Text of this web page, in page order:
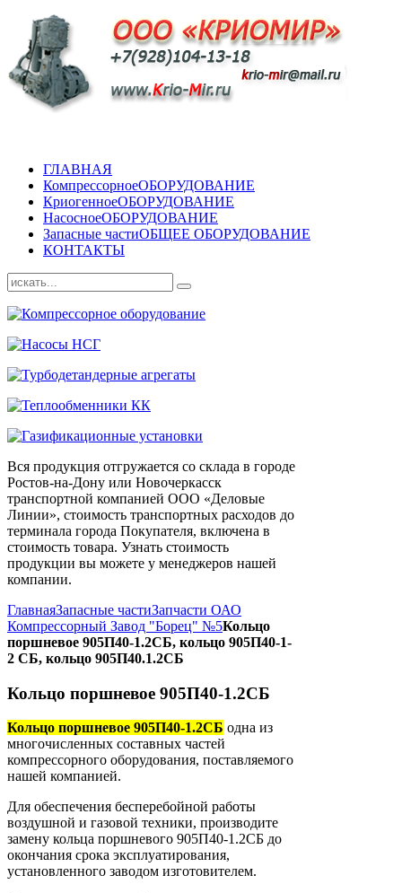
ГЛАВНАЯ
КомпрессорноеОБОРУДОВАНИЕ
КриогенноеОБОРУДОВАНИЕ
НасосноеОБОРУДОВАНИЕ
Запасные частиОБЩЕЕ ОБОРУДОВАНИЕ
КОНТАКТЫ
Вся продукция отгружается со склада в городе
Ростов-на-Дону или Новочеркасск
транспортной компанией ООО «Деловые
Линии», стоимость транспортных расходов до
терминала города Покупателя, включена в
стоимость товара. Узнать стоимость
продукции вы можете у менеджеров нашей
компании.
ГлавнаяЗапасные частиЗапчасти ОАО
Компрессорный Завод "Борец" №5Кольцо
поршневое 905П40-1.2СБ, кольцо 905П40-1-
2 СБ, кольцо 905П40.1.2СБ
Кольцо поршневое 905П40-1.2СБ
Кольцо поршневое 905П40-1.2СБ одна из
многочисленных составных частей
компрессорного оборудования, поставляемого
нашей компанией.
Для обеспечения бесперебойной работы
воздушной и газовой техники, производите
замену кольца поршневого 905П40-1.2СБ до
окончания срока эксплуатирования,
установленного заводом изготовителем.